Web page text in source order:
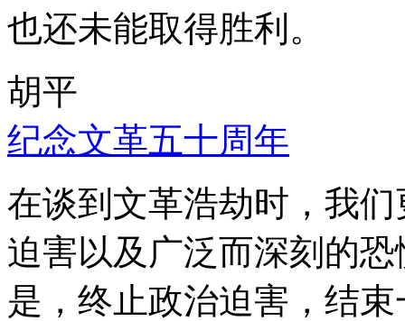
也还未能取得胜利。
胡平
纪念文革五十周年
在谈到文革浩劫时，我
迫害以及广泛而深刻的
是，终止政治迫害，结